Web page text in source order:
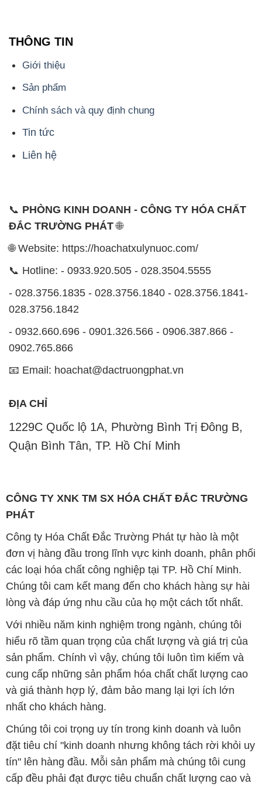
THÔNG TIN
Giới thiệu
Sản phẩm
Chính sách và quy định chung
Tin tức
Liên hệ
📞 PHÒNG KINH DOANH - CÔNG TY HÓA CHẤT
ĐẮC TRƯỜNG PHÁT🌐
🌐 Website: https://hoachatxulynuoc.com/
📞 Hotline: - 0933.920.505 - 028.3504.5555
- 028.3756.1835 - 028.3756.1840 - 028.3756.1841-
028.3756.1842
- 0932.660.696 - 0901.326.566 - 0906.387.866 -
0902.765.866
📧 Email: hoachat@dactruongphat.vn
ĐỊA CHỈ
1229C Quốc lộ 1A, Phường Bình Trị Đông B,
Quận Bình Tân, TP. Hồ Chí Minh
CÔNG TY XNK TM SX HÓA CHẤT ĐẮC TRƯỜNG
PHÁT
Công ty Hóa Chất Đắc Trường Phát tự hào là một
đơn vị hàng đầu trong lĩnh vực kinh doanh, phân phối
các loại hóa chất công nghiệp tại TP. Hồ Chí Minh.
Chúng tôi cam kết mang đến cho khách hàng sự hài
lòng và đáp ứng nhu cầu của họ một cách tốt nhất.
Với nhiều năm kinh nghiệm trong ngành, chúng tôi
hiểu rõ tầm quan trọng của chất lượng và giá trị của
sản phẩm. Chính vì vậy, chúng tôi luôn tìm kiếm và
cung cấp những sản phẩm hóa chất chất lượng cao
và giá thành hợp lý, đảm bảo mang lại lợi ích lớn
nhất cho khách hàng.
Chúng tôi coi trọng uy tín trong kinh doanh và luôn
đặt tiêu chí "kinh doanh nhưng không tách rời khỏi uy
tín" lên hàng đầu. Mỗi sản phẩm mà chúng tôi cung
cấp đều phải đạt được tiêu chuẩn chất lượng cao và